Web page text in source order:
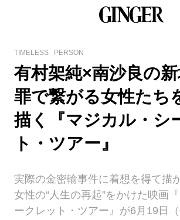
TIMELESS PERSON
有村架純×南沙良の
罪で繋がる女性たち
描く『マジカル・シ
ト・ツアー』
実際の金密輸事件に着想を得て描
女性の“人生の再起”をかけた映画
ークレット・ツアー』が6月19日